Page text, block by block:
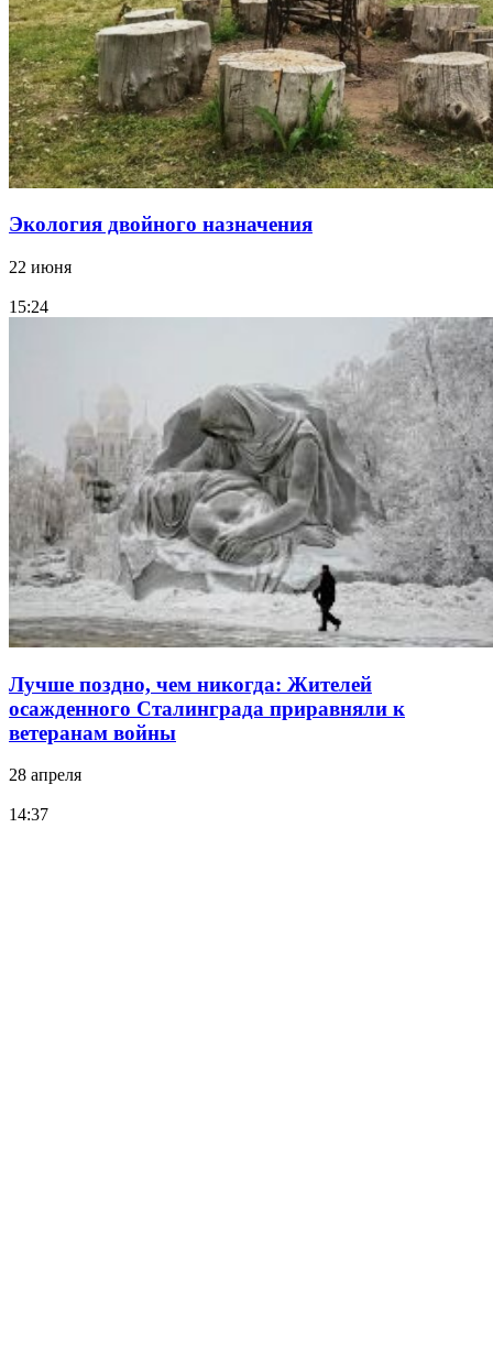
Экология двойного назначения
22 июня
15:24
Лучше поздно, чем никогда: Жителей
осажденного Сталинграда приравняли к
ветеранам войны
28 апреля
14:37